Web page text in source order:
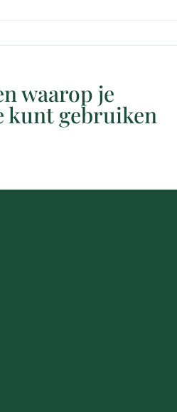
waarop je
kunt gebruiken